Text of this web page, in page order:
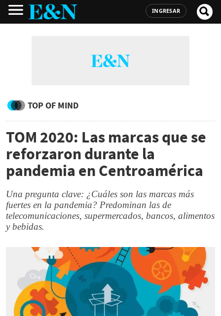
INGRESAR
TOP OF MIND
TOM 2020: Las marcas que se
reforzaron durante la
pandemia en Centroamérica
Una pregunta clave: ¿Cuáles son las marcas más
fuertes en la pandemia? Predominan las de
telecomunicaciones, supermercados, bancos, alimentos
y bebidas.